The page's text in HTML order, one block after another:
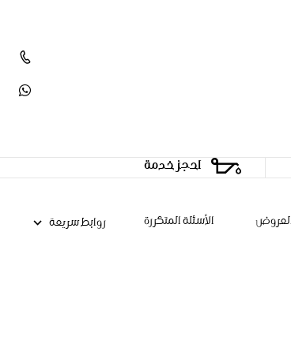
احجز خدمة
الأسئلة المتكررة روابط سريعة